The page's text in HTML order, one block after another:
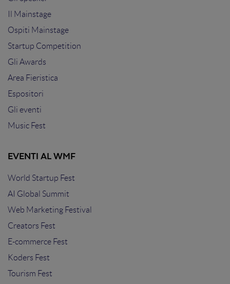
Il Mainstage
Ospiti Mainstage
Startup Competition
Gli Awards
Area Fieristica
Espositori
Gli eventi
Music Fest
EVENTI AL WMF
World Startup Fest
AI Global Summit
Web Marketing Festival
Creators Fest
E-commerce Fest
Koders Fest
Tourism Fest